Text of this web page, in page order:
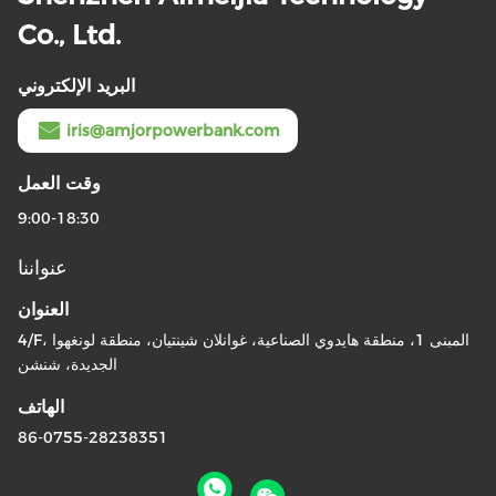
Co., Ltd.
البريد الإلكتروني
iris@amjorpowerbank.com
وقت العمل
9:00-18:30
عنواننا
العنوان
4/F، المبنى 1، منطقة هايدوي الصناعية، غوانلان شينتيان، منطقة لونغهوا
الجديدة، شنشن
الهاتف
86-0755-28238351